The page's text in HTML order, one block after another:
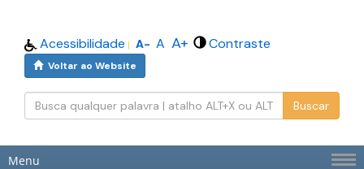
Acessibilidade | A- A A+ Contraste
Voltar ao Website
Buscar
Menu